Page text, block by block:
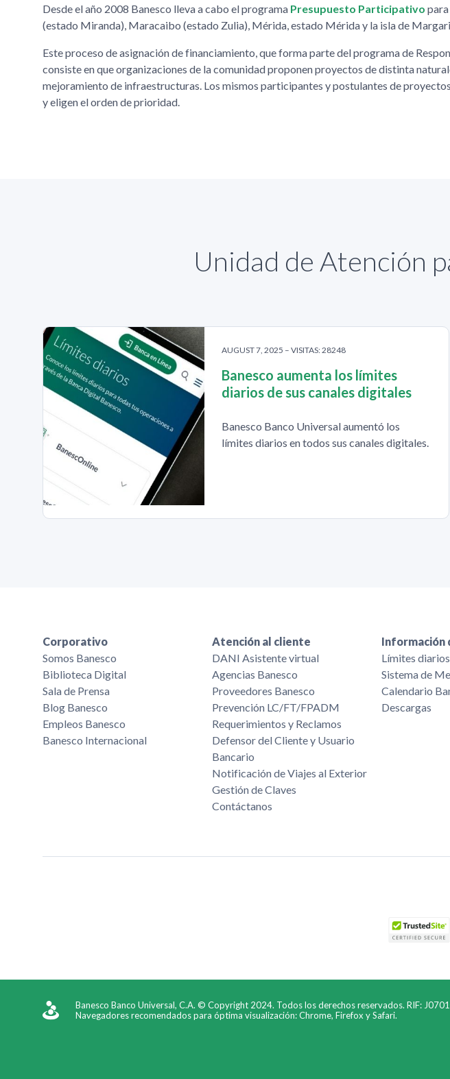
Desde el año 2008 Banesco lleva a cabo el programa Presupuesto Participativo
(estado Miranda), Maracaibo (estado Zulia), Mérida, estado Mérida y la isla de
Este proceso de asignación de financiamiento, que forma parte del programa de
consiste en que organizaciones de la comunidad proponen proyectos de distinta
mejoramiento de infraestructuras. Los mismos participantes y postulantes de
y eligen el orden de prioridad.
Unidad de Atención
AUGUST 7, 2025 – VISITAS: 28248
Banesco aumenta los límites
diarios de sus canales digitales
Banesco Banco Universal aumentó los
límites diarios en todos sus canales digitales.
Corporativo
Somos Banesco
Biblioteca Digital
Sala de Prensa
Blog Banesco
Empleos Banesco
Banesco Internacional
Atención al cliente
DANI Asistente virtual
Agencias Banesco
Proveedores Banesco
Prevención LC/FT/FPADM
Requerimientos y Reclamos
Defensor del Cliente y Usuario
Bancario
Notificación de Viajes al Exterior
Gestión de Claves
Contáctanos
Información
Límites diarios
Sistema de
Calendario
Descargas
Banesco Banco Universal, C.A. © Copyright 2024. Todos los derechos reservados. RIF:
Navegadores recomendados para óptima visualización: Chrome, Firefox y Safari.